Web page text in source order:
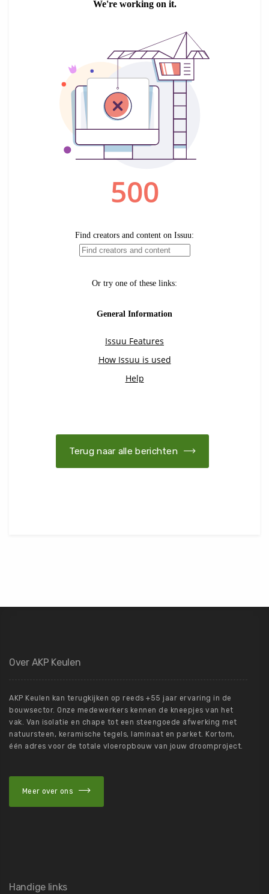
Terug naar alle berichten
Over AKP Keulen
AKP Keulen kan terugkijken op reeds +55 jaar ervaring in de
bouwsector. Onze medewerkers kennen de kneepjes van het
vak. Van isolatie en chape tot een steengoede afwerking met
natuursteen, keramische tegels, laminaat en parket. Kortom,
één adres voor de totale vloeropbouw van jouw droomproject.
Meer over ons
Handige links